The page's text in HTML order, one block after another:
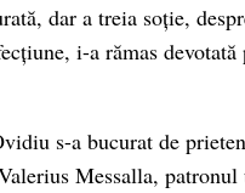
dar a treia soție,
i-a rămas
s-a bucurat de
Messalla,